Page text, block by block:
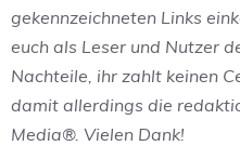
gekennzeichneten Links
euch als Leser und Nutzer
Nachteile, ihr zahlt keinen
damit allerdings die
Media®. Vielen Dank!